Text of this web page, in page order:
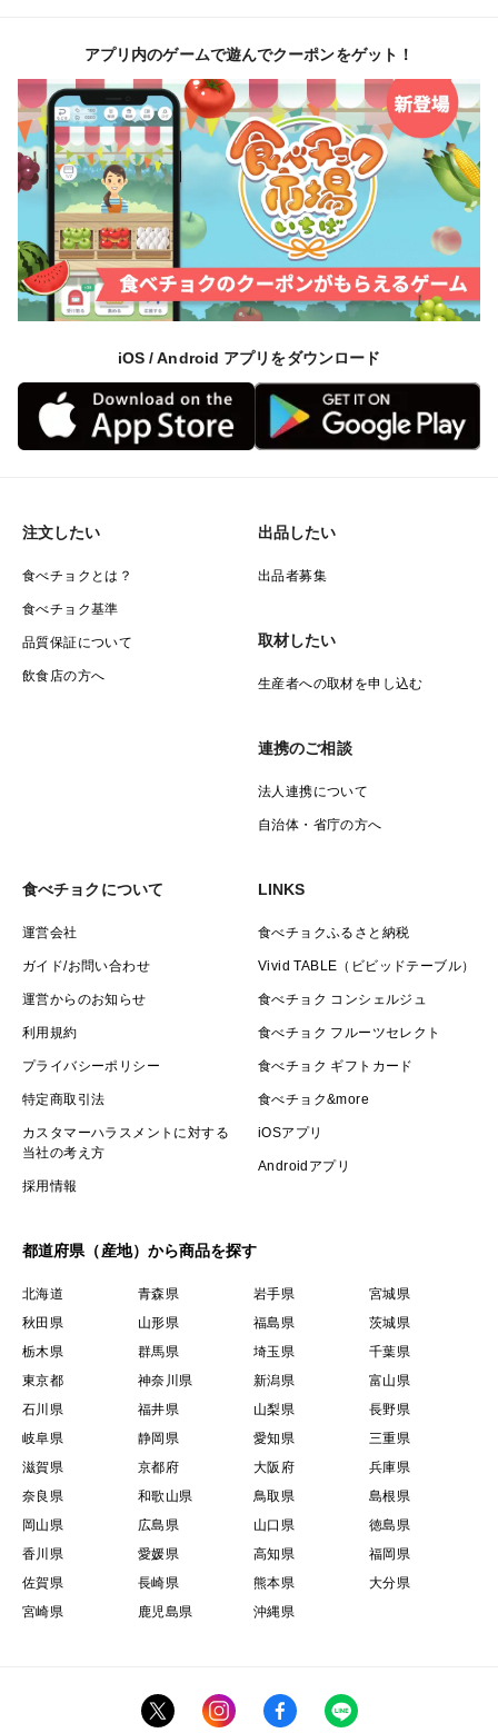
ください。
りんごと一緒にポリ袋へ入れて口を閉じ、暖かい部屋で
保存すると早く柔らかくなります。
酸っぱいのが好きな方は、鼻の頭くらいの柔らかさで。
柔らかくなるほど甘く、耳たぶほどの柔らかさになると
手で皮がむけます。
お好みの味わいを見つけてお楽しみくださいね。
（柔らかくなったら冷蔵庫へ入れ、1週間以内にお召し
上がりください。）
～ 北海道など寒冷地にお住まいの方へ ～
こちらは常温便でお届けする商品で、キウイが凍る恐れ
連絡ください。
アプリ内のゲームで遊んでクーポンをゲット！
iOS / Android アプリをダウンロード
注文したい
食べチョクとは？
食べチョク基準
品質保証について
飲食店の方へ
出品したい
出品者募集
取材したい
生産者への取材を申し込む
連携のご相談
法人連携について
自治体・省庁の方へ
食べチョクについて
運営会社
ガイド/お問い合わせ
運営からのお知らせ
利用規約
プライバシーポリシー
特定商取引法
カスタマーハラスメントに対する
当社の考え方
採用情報
LINKS
食べチョクふるさと納税
Vivid TABLE（ビビッドテーブル）
食べチョク コンシェルジュ
食べチョク フルーツセレクト
食べチョク ギフトカード
食べチョク&more
iOSアプリ
Androidアプリ
都道府県（産地）から商品を探す
北海道 青森県 岩手県
宮城県
秋田県
山形県 福島県
茨城県
栃木県
群馬県 埼玉県
千葉県
東京都
神奈川県 新潟県
富山県
石川県
福井県 山梨県
長野県
岐阜県
静岡県 愛知県
三重県
滋賀県
京都府 大阪府
兵庫県
奈良県
和歌山県 鳥取県
島根県
岡山県
広島県 山口県
徳島県
香川県
愛媛県 高知県
福岡県
佐賀県
長崎県 熊本県
大分県
宮崎県
鹿児島県 沖縄県